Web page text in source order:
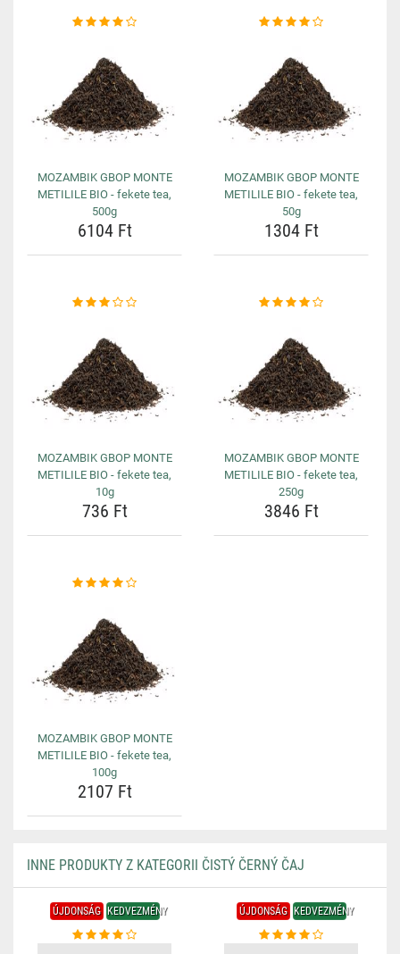
MOZAMBIK GBOP MONTE
METILILE BIO - fekete tea,
500g
6104 Ft
MOZAMBIK GBOP MONTE
METILILE BIO - fekete tea,
50g
1304 Ft
MOZAMBIK GBOP MONTE
METILILE BIO - fekete tea,
10g
736 Ft
MOZAMBIK GBOP MONTE
METILILE BIO - fekete tea,
250g
3846 Ft
MOZAMBIK GBOP MONTE
METILILE BIO - fekete tea,
100g
2107 Ft
INNE PRODUKTY Z KATEGORII ČISTÝ ČERNÝ ČAJ
ÚJDONSÁG KEDVEZMÉNY ÚJDONSÁG KEDVEZMÉNY